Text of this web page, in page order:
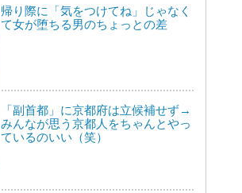
帰り際に「気をつけてね」じゃなく
て女が堕ちる男のちょっとの差
「副首都」に京都府は立候補せず→
みんなが思う京都人をちゃんとやっ
ているのいい（笑）